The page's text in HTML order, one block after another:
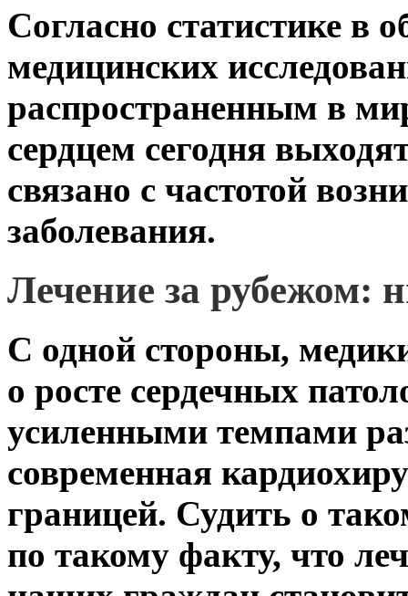
Согласно статистике в
медицинских
распространенным в
сердцем сегодня
связано с частотой
заболевания.
Лечение за рубежом:
С одной стороны,
о росте сердечных
усиленными темпами
современная
границей. Судить о
по такому факту, что